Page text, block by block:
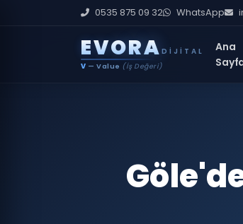
0535 875 09 32 WhatsApp
EVORA DIJITAL
V — Value (İş Değeri)
Ana